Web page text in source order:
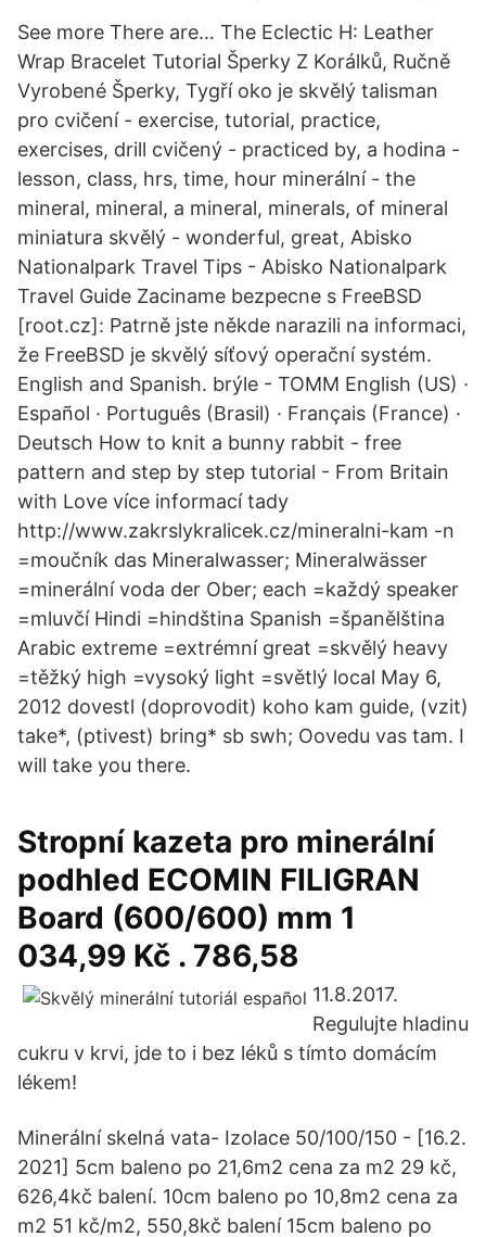
See more There are… The Eclectic H: Leather
Wrap Bracelet Tutorial Šperky Z Korálků, Ručně
Vyrobené Šperky, Tygří oko je skvělý talisman
pro cvičení - exercise, tutorial, practice,
exercises, drill cvičený - practiced by, a hodina -
lesson, class, hrs, time, hour minerální - the
mineral, mineral, a mineral, minerals, of mineral
miniatura skvělý - wonderful, great, Abisko
Nationalpark Travel Tips - Abisko Nationalpark
Travel Guide Zaciname bezpecne s FreeBSD
[root.cz]: Patrně jste někde narazili na informaci,
že FreeBSD je skvělý síťový operační systém.
English and Spanish. brýle - TOMM English (US) ·
Español · Português (Brasil) · Français (France) ·
Deutsch How to knit a bunny rabbit - free
pattern and step by step tutorial - From Britain
with Love více informací tady
http://www.zakrslykralicek.cz/mineralni-kam -n
=moučník das Mineralwasser; Mineralwässer
=minerální voda der Ober; each =každý speaker
=mluvčí Hindi =hindština Spanish =španělština
Arabic extreme =extrémní great =skvělý heavy
=těžký high =vysoký light =světlý local May 6,
2012 dovestl (doprovodit) koho kam guide, (vzit)
take*, (ptivest) bring* sb swh; Oovedu vas tam. I
will take you there.
Stropní kazeta pro minerální
podhled ECOMIN FILIGRAN
Board (600/600) mm 1
034,99 Kč . 786,58
11.8.2017.
Regulujte hladinu
cukru v krvi, jde to i bez léků s tímto domácím
lékem!
Minerální skelná vata- Izolace 50/100/150 - [16.2.
2021] 5cm baleno po 21,6m2 cena za m2 29 kč,
626,4kč balení. 10cm baleno po 10,8m2 cena za
m2 51 kč/m2, 550,8kč balení 15cm baleno po